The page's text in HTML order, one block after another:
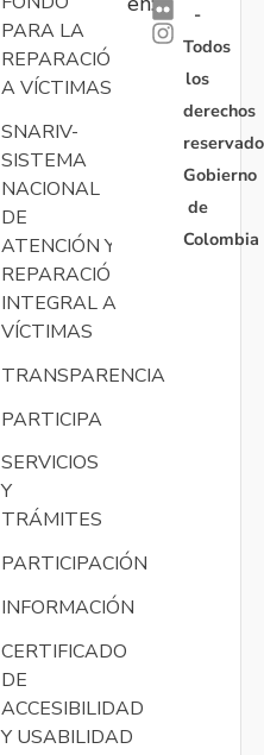
PARA LA
REPARACIÓN
A VÍCTIMAS
SNARIV-
SISTEMA
NACIONAL
DE
ATENCIÓN Y
REPARACIÓN
INTEGRAL A
VÍCTIMAS
TRANSPARENCIA
PARTICIPA
SERVICIOS
Y
TRÁMITES
PARTICIPACIÓN
INFORMACIÓN
CERTIFICADO
DE
ACCESIBILIDAD
Y USABILIDAD
-
Todos
los
derechos
Gobierno
de
Colombia